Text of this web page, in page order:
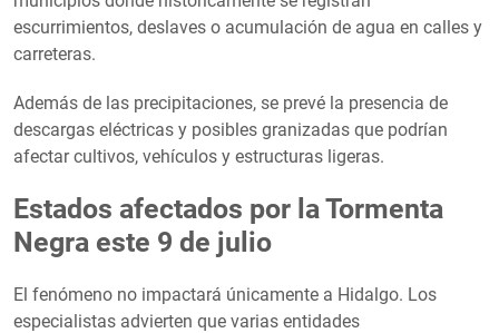
escurrimientos, deslaves o acumulación de agua en calles y
carreteras.
Además de las precipitaciones, se prevé la presencia de
descargas eléctricas y posibles granizadas que podrían
afectar cultivos, vehículos y estructuras ligeras.
Estados afectados por la Tormenta
Negra este 9 de julio
El fenómeno no impactará únicamente a Hidalgo. Los
especialistas advierten que varias entidades